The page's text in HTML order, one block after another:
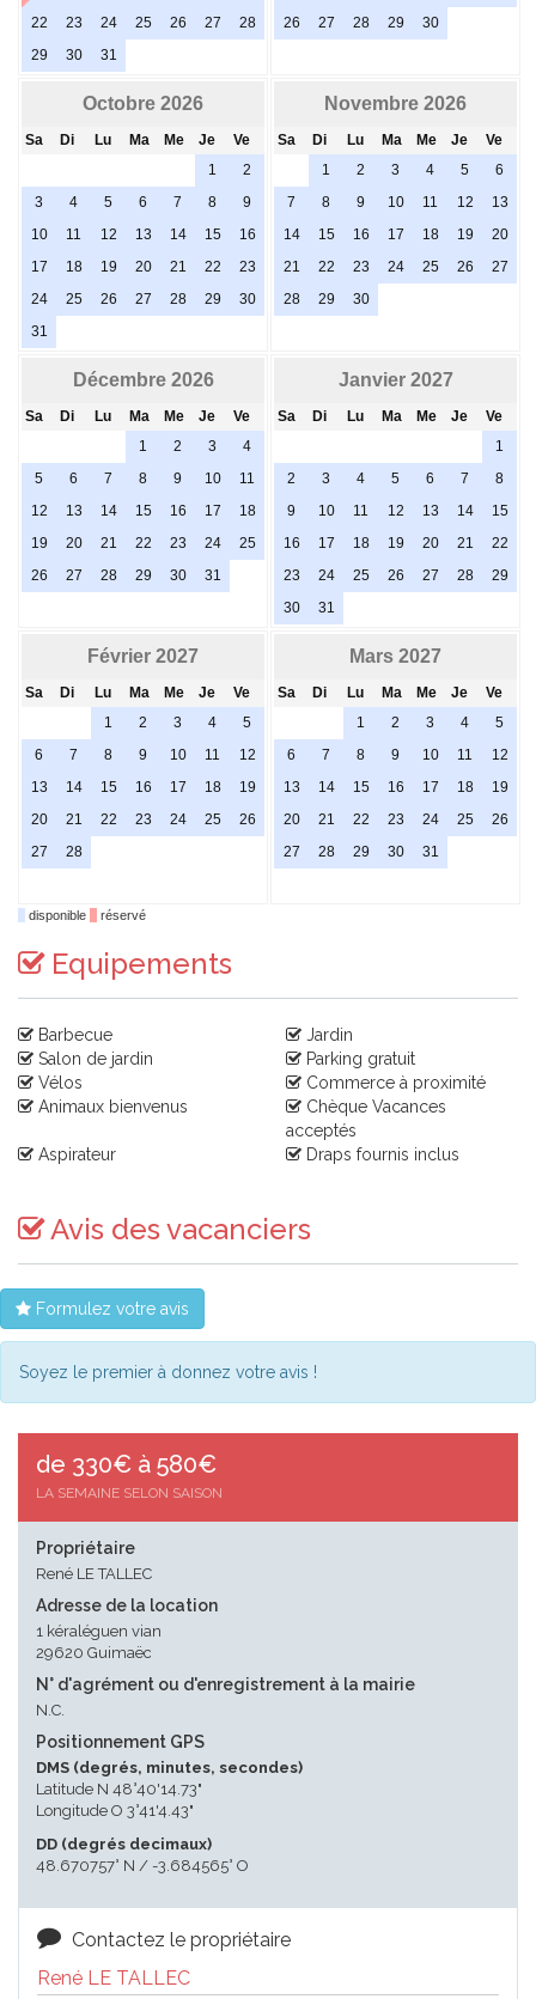
22
23 24 25 26 27
28
29
30 31
26
27 28 29 30
Octobre 2026
Sa Di Lu Ma Me Je
Ve
1
2
3
4 5 6 7 8
9
10
11 12 13 14 15
16
17
18 19 20 21 22
23
24
25 26 27 28 29
30
31
Novembre 2026
Sa Di Lu Ma Me Je
Ve
1
2 3 4 5
6
7
8 9 10 11 12
13
14
15 16 17 18 19
20
21
22 23 24 25 26
27
28
29 30
Décembre 2026
Sa Di Lu Ma Me Je
Ve
1
2 3
4
5
6 7 8 9 10
11
12
13 14 15 16 17
18
19
20 21 22 23 24
25
26
27 28 29 30 31
Janvier 2027
Sa Di Lu Ma Me Je
Ve
1
2
3 4 5 6 7
8
9
10 11 12 13 14
15
16
17 18 19 20 21
22
23
24 25 26 27 28
29
30
31
Février 2027
Sa Di Lu Ma Me Je
Ve
1
2 3 4
5
6
7 8 9 10 11
12
13
14 15 16 17 18
19
20
21 22 23 24 25
26
27
28
Mars 2027
Sa Di Lu Ma Me Je
Ve
1
2 3 4
5
6
7 8 9 10 11
12
13
14 15 16 17 18
19
20
21 22 23 24 25
26
27
28 29 30 31
disponible réservé
Equipements
Barbecue
Jardin
Salon de jardin
Parking gratuit
Vélos
Commerce à proximité
Animaux bienvenus
Chèque Vacances
acceptés
Aspirateur
Draps fournis inclus
Avis des vacanciers
Formulez votre avis
Soyez le premier à donnez votre avis !
de 330€ à 580€
LA SEMAINE SELON SAISON
Propriétaire
René LE TALLEC
Adresse de la location
1 kéraléguen vian
29620 Guimaëc
N° d'agrément ou d'enregistrement à la mairie
N.C.
Positionnement GPS
DMS (degrés, minutes, secondes)
Latitude N 48°40'14.73"
Longitude O 3°41'4.43"
DD (degrés decimaux)
48.670757° N / -3.684565° O
Contactez le propriétaire
René LE TALLEC